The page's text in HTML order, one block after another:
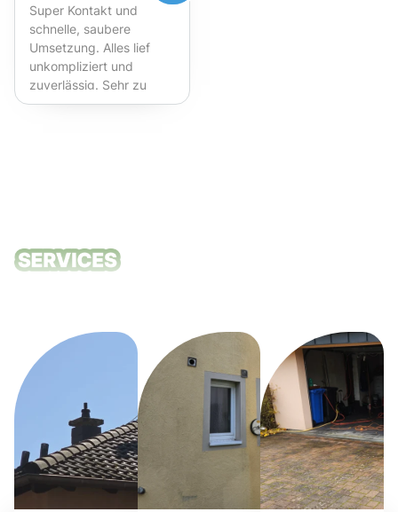
Super Kontakt und
schnelle, saubere
Umsetzung. Alles lief
unkompliziert und
zuverlässig. Sehr zu
empfehlen!